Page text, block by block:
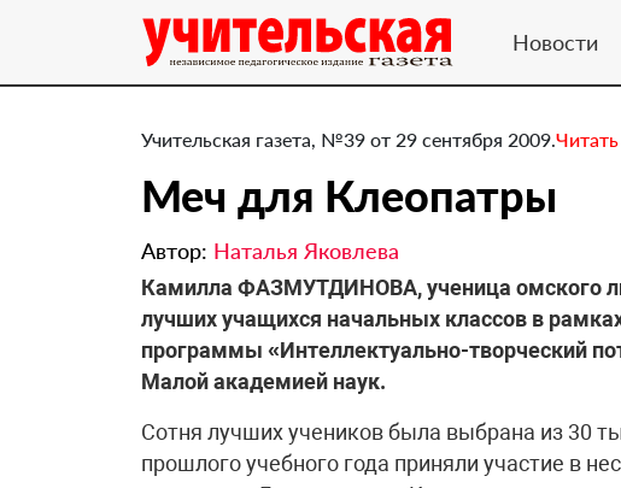
Новости
Учительская газета, №39 от 29 сентября 2009.
Меч для Клеопатры
Автор: Наталья Яковлева
Камилла ФАЗМУТДИНОВА, ученица омского
лучших учащихся начальных классов в
программы «Интеллектуально-творческий
Малой академией наук.
Сотня лучших учеников была выбрана из 30
прошлого учебного года приняли участие в